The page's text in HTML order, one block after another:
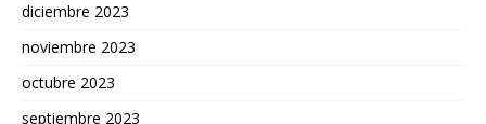
diciembre 2023
noviembre 2023
octubre 2023
septiembre 2023